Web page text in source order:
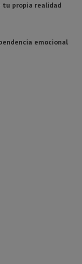
tu propia realidad
emocional